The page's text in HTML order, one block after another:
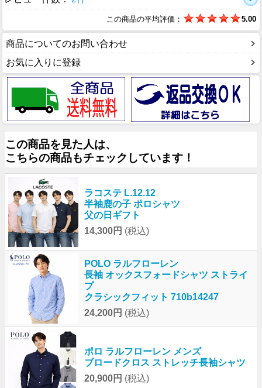
この商品の平均評価： 5.00
商品についてのお問い合わせ
お気に入りに登録
この商品を見た人は、
こちらの商品もチェックしています！
ラコステ L.12.12
半袖鹿の子 ポロシャツ
父の日ギフト
14,300円 (税込)
POLO ラルフローレン
長袖 オックスフォードシャツ ストライ
プ
クラシックフィット 710b14247
24,200円 (税込)
ポロ ラルフローレン メンズ
ブロードクロス ストレッチ長袖シャツ
20,900円 (税込)